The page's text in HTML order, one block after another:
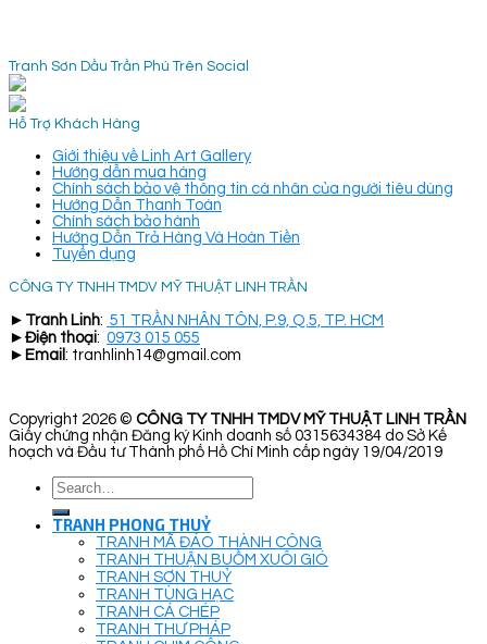
Tranh Sơn Dầu Trần Phú Trên Social
Hỗ Trợ Khách Hàng
Giới thiệu về Linh Art Gallery
Hướng dẫn mua hàng
Chính sách bảo vệ thông tin cá nhân của người tiêu dùng
Hướng Dẫn Thanh Toán
Chính sách bảo hành
Hướng Dẫn Trả Hàng Và Hoàn Tiền
Tuyển dụng
CÔNG TY TNHH TMDV MỸ THUẬT LINH TRẦN
► Tranh Linh: 51 TRẦN NHÂN TÔN, P.9, Q.5, TP. HCM
► Điện thoại: 0973 015 055
► Email : tranhlinh14@gmail.com
Copyright 2026 © CÔNG TY TNHH TMDV MỸ THUẬT LINH TRẦN
Giấy chứng nhận Đăng ký Kinh doanh số 0315634384 do Sở Kế
hoạch và Đầu tư Thành phố Hồ Chí Minh cấp ngày 19/04/2019
Search
for:
TRANH PHONG THUỶ
TRANH MÃ ĐÁO THÀNH CÔNG
TRANH THUẬN BUỒM XUÔI GIÓ
TRANH SƠN THUỶ
TRANH TÙNG HẠC
TRANH CÁ CHÉP
TRANH THƯ PHÁP